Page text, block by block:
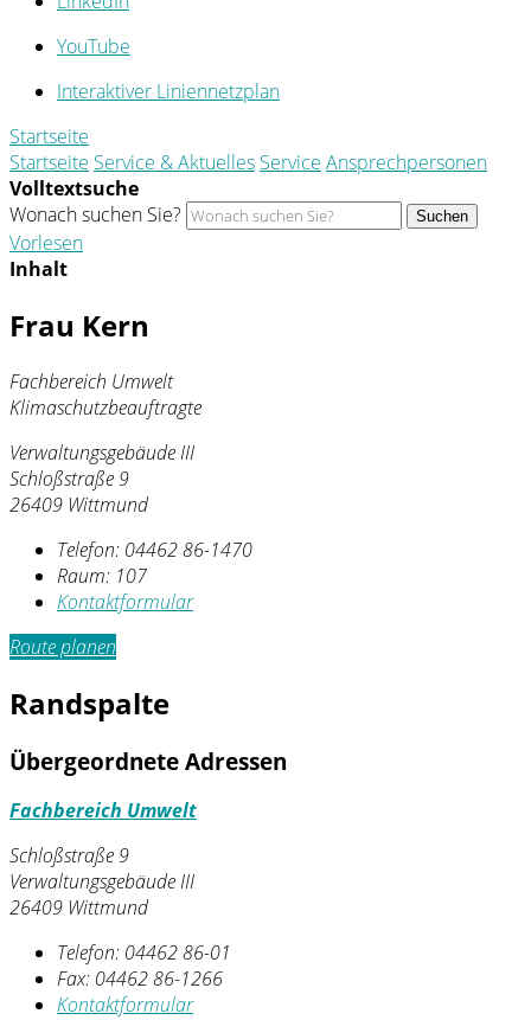
YouTube
Interaktiver Liniennetzplan
Startseite
Startseite Service & Aktuelles Service Ansprechpersonen
Volltextsuche
Wonach suchen Sie?
Suchen
Vorlesen
Inhalt
Frau Kern
Fachbereich Umwelt
Klimaschutzbeauftragte
Verwaltungsgebäude III
Schloßstraße 9
26409 Wittmund
Telefon: 04462 86-1470
Raum: 107
Kontaktformular
Route planen
Randspalte
Übergeordnete Adressen
Fachbereich Umwelt
Schloßstraße 9
Verwaltungsgebäude III
26409 Wittmund
Telefon: 04462 86-01
Fax: 04462 86-1266
Kontaktformular